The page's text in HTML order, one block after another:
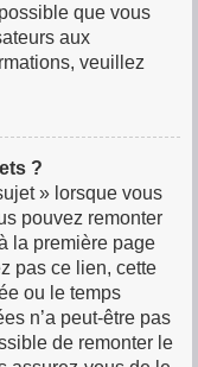
que vous
aux
veuillez
?
» lorsque vous
pouvez remonter
la première page
pas ce lien, cette
ou le temps
n’a peut-être pas
de remonter le